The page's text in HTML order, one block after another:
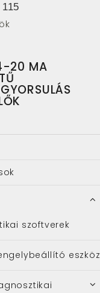
20 MA
szoftverek
eszköz